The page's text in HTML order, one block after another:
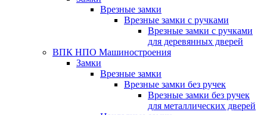
Врезные замки
Врезные замки с ручками
Врезные замки с ручками
для деревянных дверей
ВПК НПО Машиностроения
Замки
Врезные замки
Врезные замки без ручек
Врезные замки без ручек
для металлических дверей